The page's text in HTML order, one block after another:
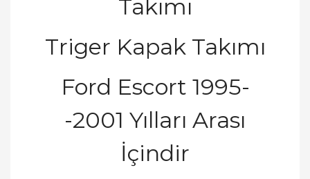
Takımı
Triger Kapak Takımı
Ford Escort 1995-
-2001 Yılları Arası
İçindir